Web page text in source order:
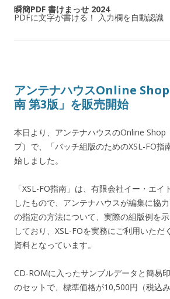
瞬簡PDF 書けまっせ 2024
PDFに文字が書ける！ 入力欄を自動認識
アンテナハウスOnline
南 第3版」を販売開始
本日より、アンテナハウスのOnline Shop
プ）で、「バッチ組版のためのXSL-FO指
始しました。
「XSL-FO指南」は、有限会社イー・エ
したもので、アンテナハウスが編集に協
の指定の方法について、実際の組版例を
しており、XSL-FOを実務にご利用いただ
資料となっています。
CD-ROMに入ったサンプルデータと簡易
のセットで、標準価格が10,500円（税込